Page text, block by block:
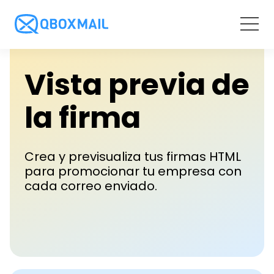
Email Hosting
Control Panel
Copia de seguridad automática
SOLUCIONES
Para Revendedores
Para Empresas
Para Proveedores de Hosting
Nuestros recursos
PRECIOS
Vista previa de
la firma
Crea y previsualiza tus firmas HTML
para promocionar tu empresa con
cada correo enviado.